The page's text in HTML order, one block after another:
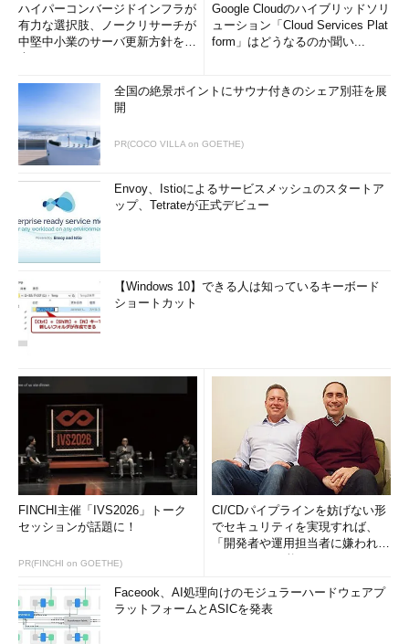
ハイパーコンバージドインフラが
有力な選択肢、ノークリサーチが
中堅中小業のサーバ更新方針を調
Google Cloudのハイブリッドソリ
ューション「Cloud Services Plat
form」はどうなるのか聞い...
全国の絶景ポイントにサウナ付きのシェア別荘を展
開
PR(COCO VILLA on GOETHE)
Envoy、Istioによるサービスメッシュのスタートア
ップ、Tetrateが正式デビュー
【Windows 10】できる人は知っているキーボード
ショートカット
FINCHI主催「IVS2026」トーク
セッションが話題に！
PR(FINCHI on GOETHE)
CI/CDパイプラインを妨げない形
でセキュリティを実現すれば、
「開発者や運用担当者に嫌われな
Faceook、AI処理向けのモジュラーハードウェアプ
ラットフォームとASICを発表